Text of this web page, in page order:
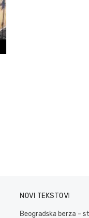
NOVI TEKSTOVI
Beogradska berza –